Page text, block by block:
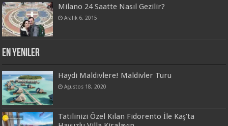
Milano 24 Saatte Nasıl Gezilir?
Aralık 6, 2015
En Yeniler
Haydi Maldivlere! Maldivler Turu
Ağustos 18, 2020
Tatilinizi Özel Kılan Fidorento İle Kaş’ta